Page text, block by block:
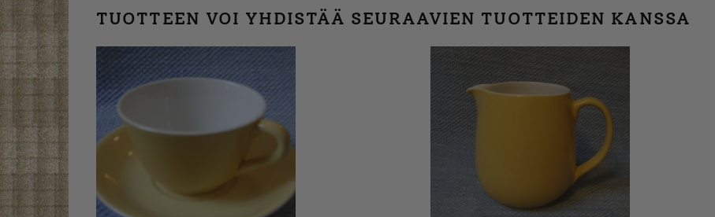
TUOTTEEN VOI YHDISTÄÄ SEURAAVIEN TUOTTEIDEN KANSSA